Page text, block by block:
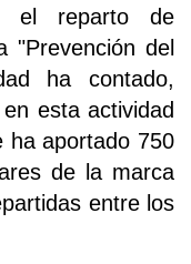
el reparto de
"Prevención del
ha contado,
esta actividad
ha aportado 750
de la marca
entre los